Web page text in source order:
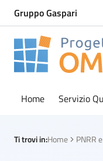
Gruppo Gaspari
Progetto Omnia
Home Servizio
Ti trovi in:Home PNRR